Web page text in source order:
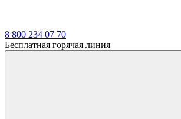
8 800 234 07 70
Бесплатная горячая линия